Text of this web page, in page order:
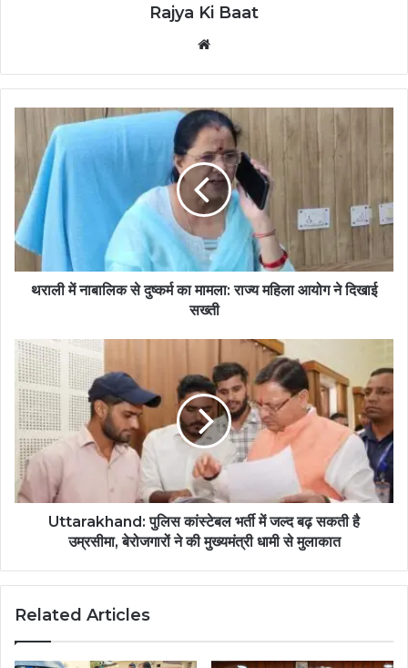
Rajya Ki Baat
थराली में नाबालिक से दुष्कर्म का मामला: राज्य महिला आयोग ने दिखाई
सख्ती
Uttarakhand: पुलिस कांस्टेबल भर्ती में जल्द बढ़ सकती है
उम्रसीमा, बेरोजगारों ने की मुख्यमंत्री धामी से मुलाकात
Related Articles